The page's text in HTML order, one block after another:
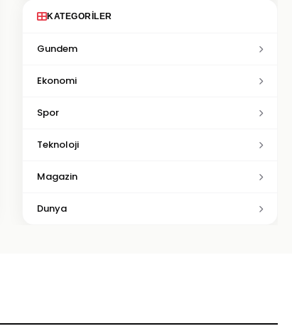
KATEGORILER
Gundem
Ekonomi
Spor
Teknoloji
Magazin
Dunya